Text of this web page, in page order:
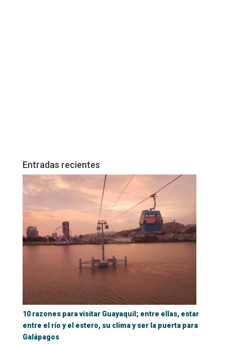
Entradas recientes
10 razones para visitar Guayaquil; entre ellas, estar
entre el río y el estero, su clima y ser la puerta para
Galápagos